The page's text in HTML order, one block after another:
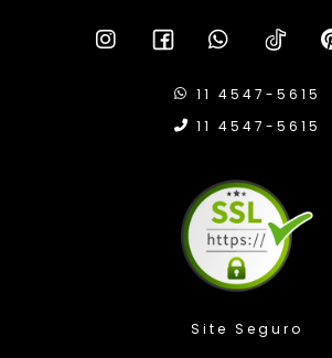
11 4547-5615
11 4547-5615
Site Seguro